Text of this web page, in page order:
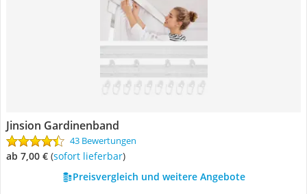
Jinsion Gardinenband
43 Bewertungen
ab 7,00 € ( Sofort lieferbar)
Preisvergleich und weitere Angebote